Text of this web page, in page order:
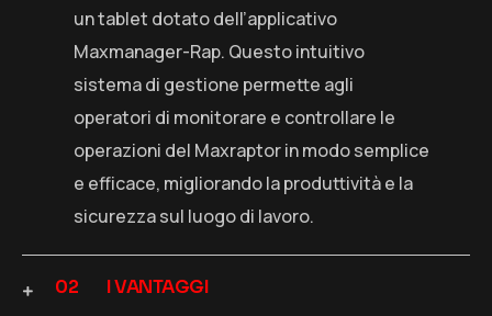
un tablet dotato dell’applicativo
Maxmanager-Rap. Questo intuitivo
sistema di gestione permette agli
operatori di monitorare e controllare le
operazioni del Maxraptor in modo semplice
e efficace, migliorando la produttività e la
sicurezza sul luogo di lavoro.
I VANTAGGI